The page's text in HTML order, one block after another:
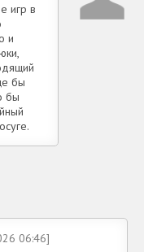
игр в
и
бы
бы
06:46]